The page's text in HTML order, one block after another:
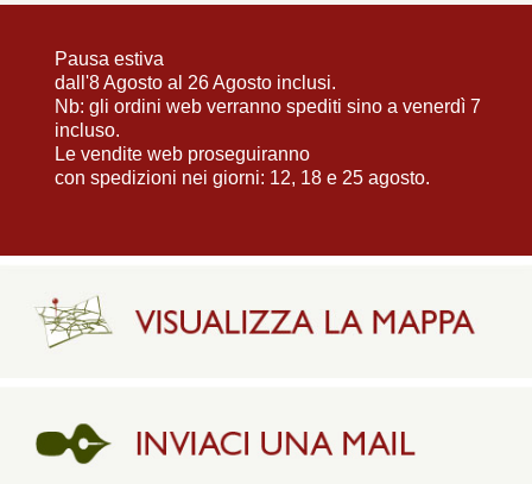
Pausa estiva
dall'8 Agosto al 26 Agosto inclusi.
Nb: gli ordini web verranno spediti sino a venerdì 7
incluso.
Le vendite web proseguiranno
con spedizioni nei giorni: 12, 18 e 25 agosto.